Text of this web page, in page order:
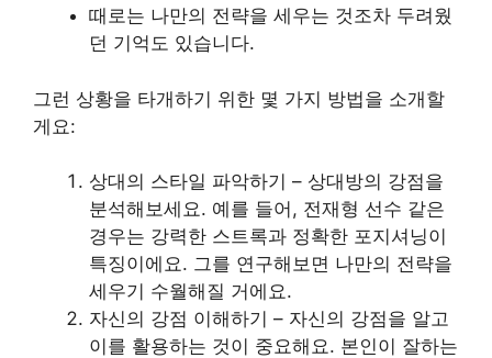
때로는 나만의 전략을 세우는 것조차 두려웠
던 기억도 있습니다.
그런 상황을 타개하기 위한 몇 가지 방법을 소개할
게요:
상대의 스타일 파악하기 – 상대방의 강점을
분석해보세요. 예를 들어, 전재형 선수 같은
경우는 강력한 스트록과 정확한 포지셔닝이
특징이에요. 그를 연구해보면 나만의 전략을
세우기 수월해질 거에요.
자신의 강점 이해하기 – 자신의 강점을 알고
이를 활용하는 것이 중요해요. 본인이 잘하는